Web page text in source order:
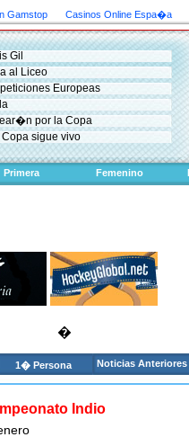
Gamstop Casinos Online Espa�a
Gil
al Liceo
Europeas
por la Copa
sigue vivo
Primera Femenino
�
1� Persona Noticias Anteriores
Indio